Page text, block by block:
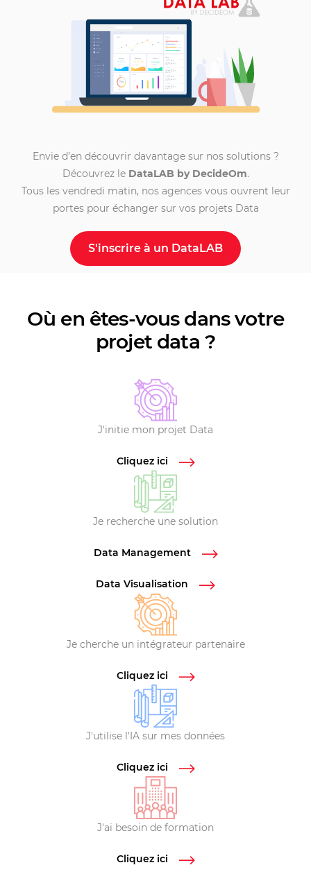
Envie d’en découvrir davantage sur nos solutions ?
Découvrez le DataLAB by DecideOm.
Tous les vendredi matin, nos agences vous ouvrent leur
portes pour échanger sur vos projets Data
S'inscrire à un DataLAB
Où en êtes-vous dans votre
projet data ?
J'initie mon projet Data
Cliquez ici
Je recherche une solution
Data Management
Data Visualisation
Je cherche un intégrateur partenaire
Cliquez ici
J'utilise l'IA sur mes données
Cliquez ici
J'ai besoin de formation
Cliquez ici